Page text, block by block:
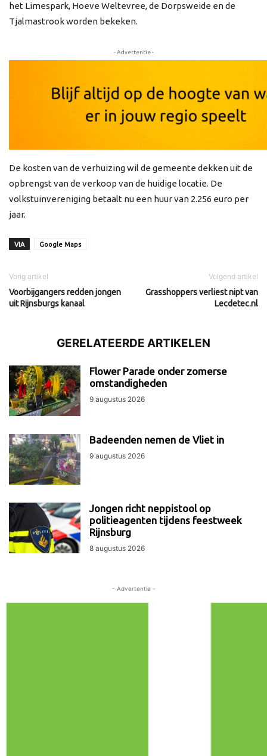
het Limespark, Hoeve Weltevree, de Dorpsweide en de
Tjalmastrook worden bekeken.
- Advertentie -
De kosten van de verhuizing wil de gemeente dekken uit de
opbrengst van de verkoop van de huidige locatie. De
volkstuinvereniging betaalt nu een huur van 2.256 euro per
jaar.
VIA Google Maps
Vorig artikel
Voorbijgangers redden jongen
uit Rijnsburgs kanaal
Volgend artikel
Grasshoppers verliest nipt van
Lecdetec.nl
GERELATEERDE ARTIKELEN
Flower Parade onder zomerse
omstandigheden
9 augustus 2026
Badeenden nemen de Vliet in
9 augustus 2026
Jongen richt neppistool op
politieagenten tijdens feestweek
Rijnsburg
8 augustus 2026
- Advertentie -